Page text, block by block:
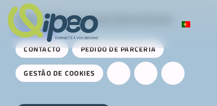
Qipeo © 2025 -Uma solução desenvolvida pela
AireServices
CONTACTO
PEDIDO DE PARCERIA
GESTÃO DE COOKIES